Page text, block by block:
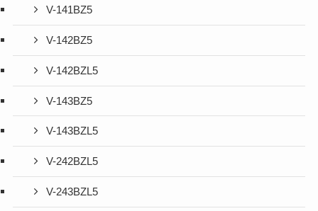
V-141BZ5
V-142BZ5
V-142BZL5
V-143BZ5
V-143BZL5
V-242BZL5
V-243BZL5